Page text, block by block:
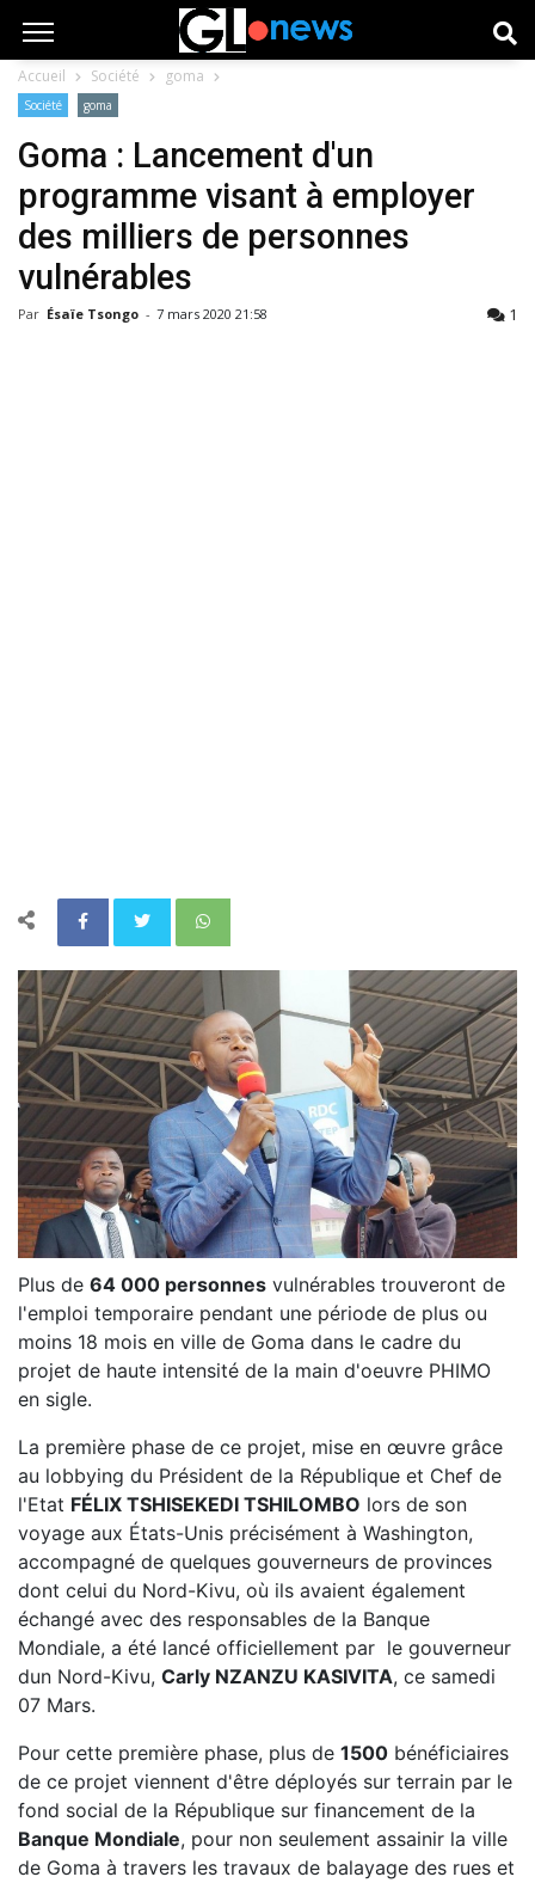
Accueil Société goma
Société goma
Goma : Lancement d'un
programme visant à employer
des milliers de personnes
vulnérables
Par Ésaïe Tsongo - 7 mars 2020 21:58 1
Plus de 64 000 personnes vulnérables trouveront de
l'emploi temporaire pendant une période de plus ou
moins 18 mois en ville de Goma dans le cadre du
projet de haute intensité de la main d'oeuvre PHIMO
en sigle.
La première phase de ce projet, mise en œuvre grâce
au lobbying du Président de la République et Chef de
l'Etat FÉLIX TSHISEKEDI TSHILOMBO lors de son
voyage aux États-Unis précisément à Washington,
accompagné de quelques gouverneurs de provinces
dont celui du Nord-Kivu, où ils avaient également
échangé avec des responsables de la Banque
Mondiale, a été lancé officiellement par le gouverneur
dun Nord-Kivu, Carly NZANZU KASIVITA, ce samedi
07 Mars.
Pour cette première phase, plus de 1500 bénéficiaires
de ce projet viennent d'être déployés sur terrain par le
fond social de la République sur financement de la
Banque Mondiale, pour non seulement assainir la ville
de Goma à travers les travaux de balayage des rues et